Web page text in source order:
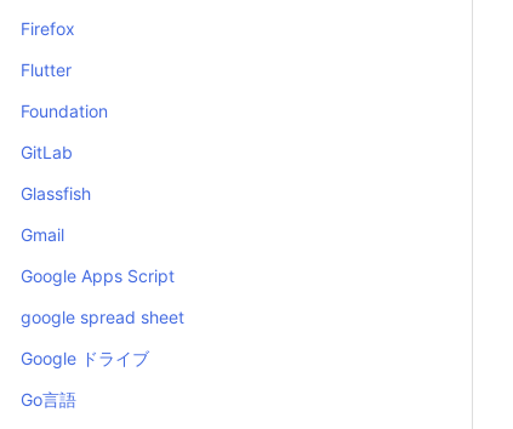
Firefox
Flutter
Foundation
GitLab
Glassfish
Gmail
Google Apps Script
google spread sheet
Google ドライブ
Go言語